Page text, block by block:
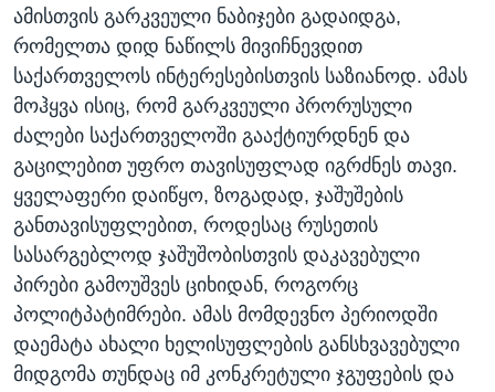
ამისთვის გარკვეული ნაბიჯები გადაიდგა,
რომელთა დიდ ნაწილს მივიჩნევდით
საქართველოს ინტერესებისთვის საზიანოდ. ამას
მოჰყვა ისიც, რომ გარკვეული პრორუსული
ძალები საქართველოში გააქტიურდნენ და
გაცილებით უფრო თავისუფლად იგრძნეს თავი.
ყველაფერი დაიწყო, ზოგადად, ჯაშუშების
განთავისუფლებით, როდესაც რუსეთის
სასარგებლოდ ჯაშუშობისთვის დაკავებული
პირები გამოუშვეს ციხიდან, როგორც
პოლიტპატიმრები. ამას მომდევნო პერიოდში
დაემატა ახალი ხელისუფლების განსხვავებული
მიდგომა თუნდაც იმ კონკრეტული ჯგუფების და